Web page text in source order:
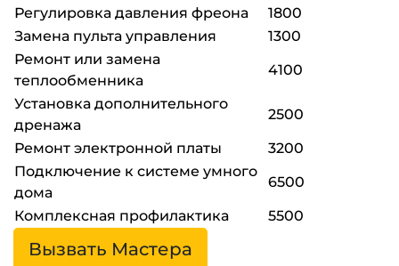
Регулировка давления фреона
1800
Замена пульта управления
1300
Ремонт или замена
теплообменника
4100
Установка дополнительного
дренажа
2500
Ремонт электронной платы
3200
Подключение к системе умного
дома
6500
Комплексная профилактика
5500
Вызвать Мастера